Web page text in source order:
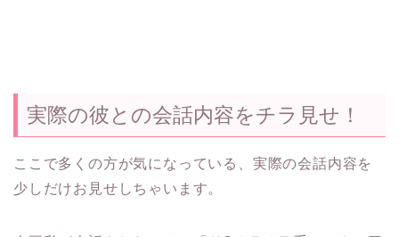
実際の彼との会話内容をチラ見せ！
ここで多くの方が気になっている、実際の会話内容を
少しだけお見せしちゃいます。